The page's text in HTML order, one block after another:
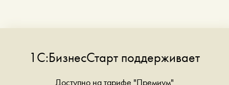
1С:БизнесСтарт поддерживает
Доступно на тарифе "Премиум"